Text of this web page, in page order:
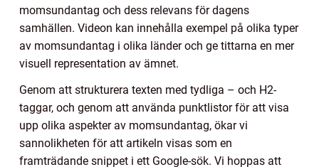
momsundantag och dess relevans för dagens
samhällen. Videon kan innehålla exempel på olika typer
av momsundantag i olika länder och ge tittarna en mer
visuell representation av ämnet.
Genom att strukturera texten med tydliga – och H2-
taggar, och genom att använda punktlistor för att visa
upp olika aspekter av momsundantag, ökar vi
sannolikheten för att artikeln visas som en
framträdande snippet i ett Google-sök. Vi hoppas att